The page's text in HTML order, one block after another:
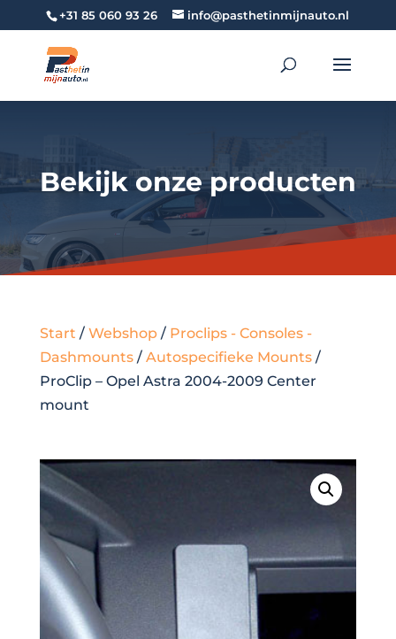
+31 85 060 93 26 info@pasthetinmijnauto.nl
Bekijk onze producten
Start / Webshop/ Proclips - Consoles -
Dashmounts/ Autospecifieke Mounts/
ProClip – Opel Astra 2004-2009 Center
mount